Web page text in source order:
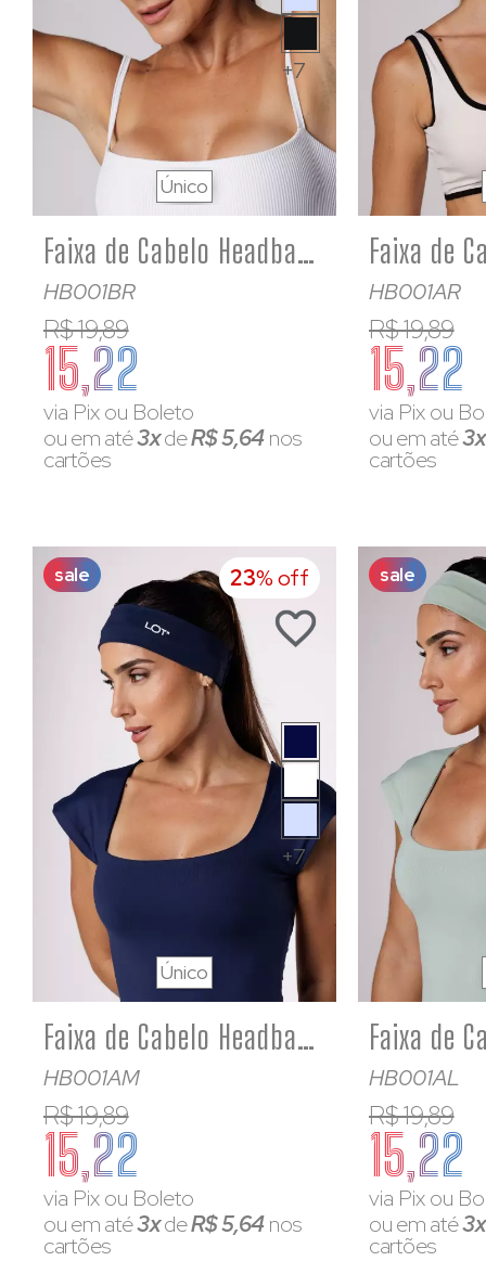
+7
Faixa de Cabelo Headband Off White Canelada Poliamida
HB001BR
R$ 19,89
15,22
via Pix ou Boleto
ou em até3xdeR$ 5,64nos
cartões
Único
HB001AR
R$ 19,89
15,22
via Pix ou
ou em até
cartões
sale 23% off
+7
Faixa de Cabelo Headband Azul Marinho Poliamida
HB001AM
R$ 19,89
15,22
via Pix ou Boleto
ou em até3xdeR$ 5,64nos
cartões
Único
sale
HB001AL
R$ 19,89
15,22
via Pix ou
ou em até
cartões